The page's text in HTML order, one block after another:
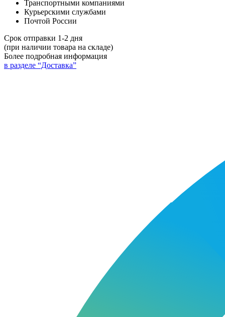
Транспортными компаниями
Курьерскими службами
Почтой России
Срок отправки 1-2 дня
(при наличии товара на складе)
Более подробная информация
в разделе “Доставка”